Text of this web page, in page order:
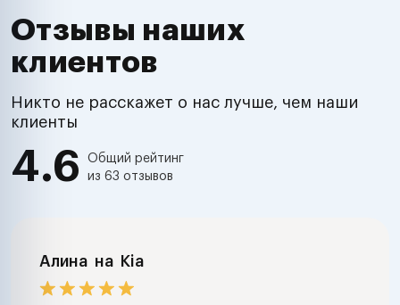
Отзывы наших
клиентов
Никто не расскажет о нас лучше, чем наши
клиенты
4.6
Общий рейтинг
из 63 отзывов
Алина на Kia